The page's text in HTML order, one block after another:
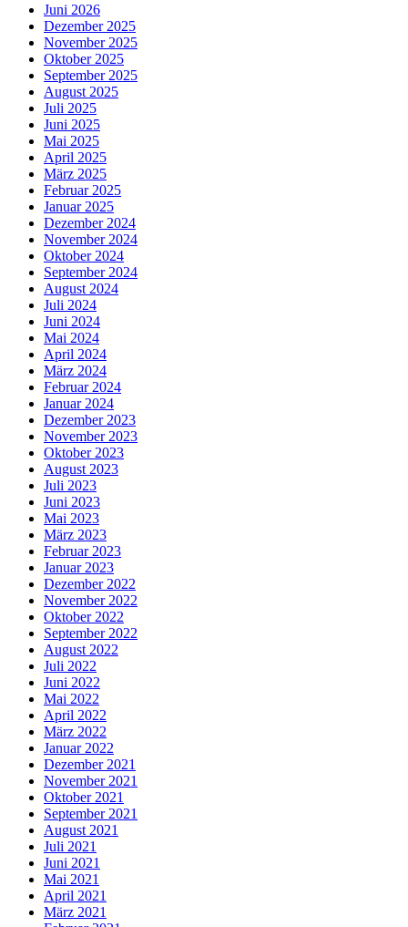
Juni 2026
Dezember 2025
November 2025
Oktober 2025
September 2025
August 2025
Juli 2025
Juni 2025
Mai 2025
April 2025
März 2025
Februar 2025
Januar 2025
Dezember 2024
November 2024
Oktober 2024
September 2024
August 2024
Juli 2024
Juni 2024
Mai 2024
April 2024
März 2024
Februar 2024
Januar 2024
Dezember 2023
November 2023
Oktober 2023
August 2023
Juli 2023
Juni 2023
Mai 2023
März 2023
Februar 2023
Januar 2023
Dezember 2022
November 2022
Oktober 2022
September 2022
August 2022
Juli 2022
Juni 2022
Mai 2022
April 2022
März 2022
Januar 2022
Dezember 2021
November 2021
Oktober 2021
September 2021
August 2021
Juli 2021
Juni 2021
Mai 2021
April 2021
März 2021